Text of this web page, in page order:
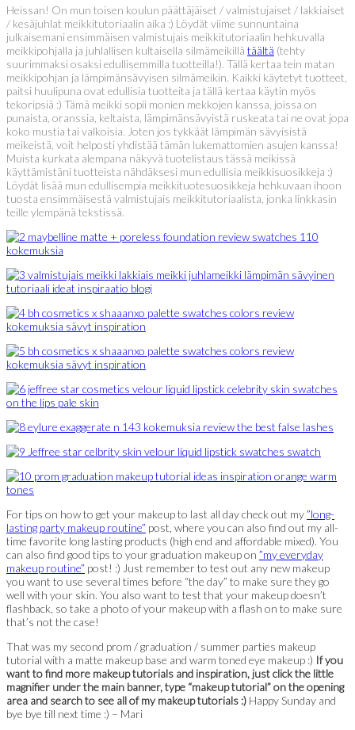
Heissan! On mun toisen koulun päättäjäiset / valmistujaiset / lakkiaiset
/ kesäjuhlat meikkitutoriaalin aika :) Löydät viime sunnuntaina
julkaisemani ensimmäisen valmistujais meikkitutoriaalin hehkuvalla
meikkipohjalla ja juhlallisen kultaisella silmämeikillä täältä (tehty
suurimmaksi osaksi edullisemmilla tuotteilla!). Tällä kertaa tein matan
meikkipohjan ja lämpimänsävyisen silmämeikin. Kaikki käytetyt tuotteet,
paitsi huulipuna ovat edullisia tuotteita ja tällä kertaa käytin myös
tekoripsiä :) Tämä meikki sopii monien mekkojen kanssa, joissa on
punaista, oranssia, keltaista, lämpimänsävyistä ruskeata tai ne ovat jopa
koko mustia tai valkoisia. Joten jos tykkäät lämpimän sävyisistä
meikeistä, voit helposti yhdistää tämän lukemattomien asujen kanssa!
Muista kurkata alempana näkyvä tuotelistaus tässä meikissä
käyttämistäni tuotteista nähdäksesi mun edullisia meikkisuosikkeja :)
Löydät lisää mun edullisempia meikkituotesuosikkeja hehkuvaan ihoon
tuosta ensimmäisestä valmistujais meikkitutoriaalista, jonka linkkasin
teille ylempänä tekstissä.
For tips on how to get your makeup to last all day check out my”long-
lasting party makeup routine” post, where you can also find out my all-
time favorite long lasting products (high end and affordable mixed). You
can also find good tips to your graduation makeup on ”my everyday
makeup routine” post! :) Just remember to test out any new makeup
you want to use several times before “the day” to make sure they go
well with your skin. You also want to test that your makeup doesn’t
flashback, so take a photo of your makeup with a flash on to make sure
that’s not the case!
That was my second prom / graduation / summer parties makeup
tutorial with a matte makeup base and warm toned eye makeup :) If you
want to find more makeup tutorials and inspiration, just click the little
magnifier under the main banner, type “makeup tutorial” on the opening
area and search to see all of my makeup tutorials :) Happy Sunday and
bye bye till next time :) – Mari